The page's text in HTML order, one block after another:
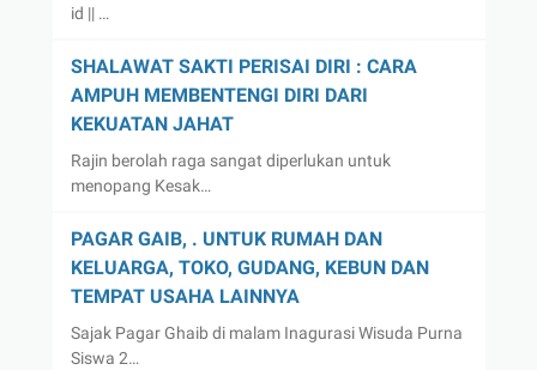
id || …
SHALAWAT SAKTI PERISAI DIRI : CARA
AMPUH MEMBENTENGI DIRI DARI
KEKUATAN JAHAT
Rajin berolah raga sangat diperlukan untuk
menopang Kesak…
PAGAR GAIB, . UNTUK RUMAH DAN
KELUARGA, TOKO, GUDANG, KEBUN DAN
TEMPAT USAHA LAINNYA
Sajak Pagar Ghaib di malam Inagurasi Wisuda Purna
Siswa 2…